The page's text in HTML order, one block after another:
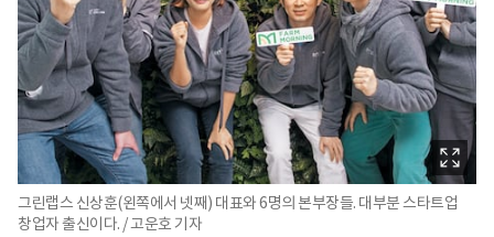
그린랩스 신상훈(왼쪽에서 넷째) 대표와 6명의 본부장들. 대부분 스타트업
창업자 출신이다. / 고운호 기자